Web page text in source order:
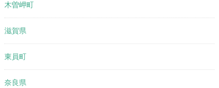
木曽岬町
滋賀県
東員町
奈良県